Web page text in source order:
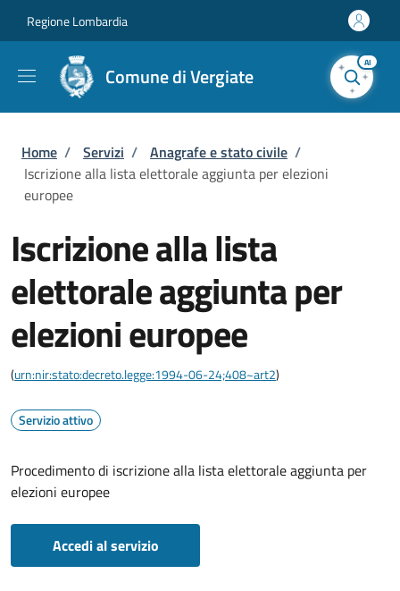
Regione Lombardia
Comune di Vergiate
AI
Briciole di pane
Home / Servizi / Anagrafe e stato civile /
Iscrizione alla lista elettorale aggiunta per elezioni
europee
Iscrizione alla lista
elettorale aggiunta per
elezioni europee
(urn:nir:stato:decreto.legge:1994-06-24;408~art2)
Servizio attivo
Procedimento di iscrizione alla lista elettorale aggiunta per
elezioni europee
Accedi al servizio